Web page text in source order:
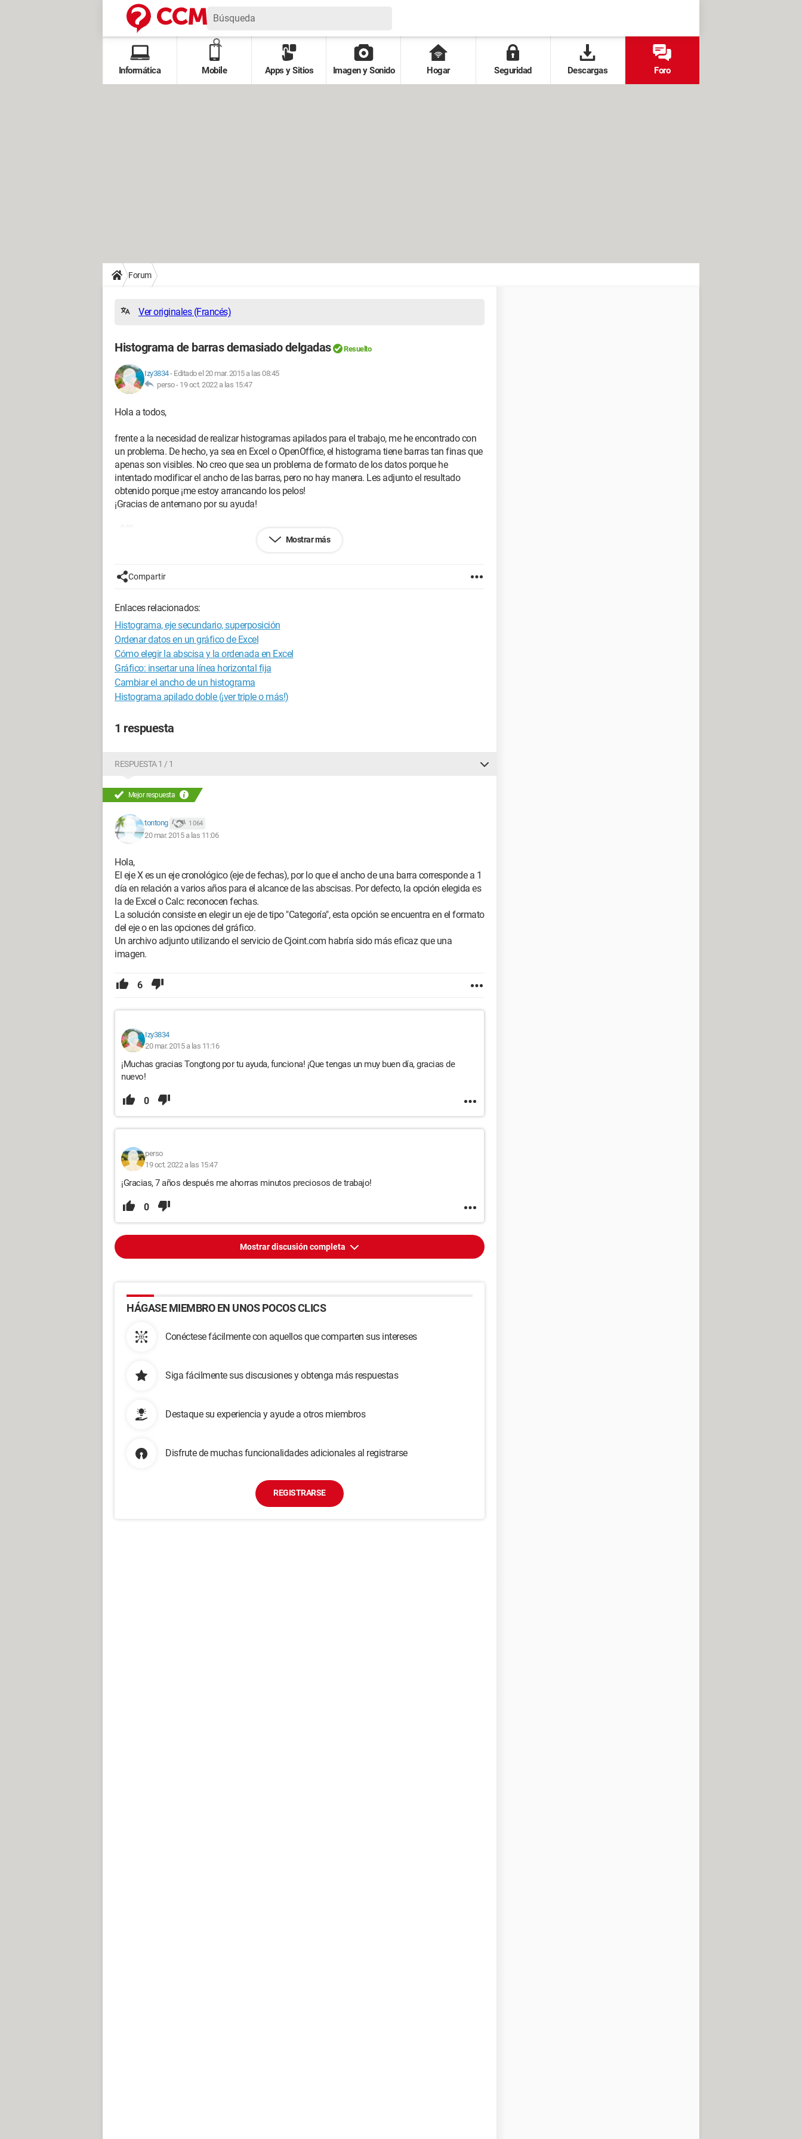
Informática Mobile Apps y Sitios Imagen y Sonido Hogar Seguridad Descargas Foro
Forum
Ver originales (Francés)
Histograma de barras demasiado delgadas Resuelto
Izy3834- Editado el 20 mar. 2015 a las 08:45
perso - 19 oct. 2022 a las 15:47
Hola a todos,
frente a la necesidad de realizar histogramas apilados para el trabajo, me he encontrado con
un problema. De hecho, ya sea en Excel o OpenOffice, el histograma tiene barras tan finas que
apenas son visibles. No creo que sea un problema de formato de los datos porque he
intentado modificar el ancho de las barras, pero no hay manera. Les adjunto el resultado
obtenido porque ¡me estoy arrancando los pelos!
¡Gracias de antemano por su ayuda!
Mostrar más
Compartir
Enlaces relacionados:
Histograma, eje secundario, superposición
Ordenar datos en un gráfico de Excel
Cómo elegir la abscisa y la ordenada en Excel
Gráfico: insertar una línea horizontal fija
Cambiar el ancho de un histograma
Histograma apilado doble (¡ver triple o más!)
1 respuesta
RESPUESTA 1 / 1
Mejor respuesta
tontong 1 064
20 mar. 2015 a las 11:06
Hola,
El eje X es un eje cronológico (eje de fechas), por lo que el ancho de una barra corresponde a 1
día en relación a varios años para el alcance de las abscisas. Por defecto, la opción elegida es
la de Excel o Calc: reconocen fechas.
La solución consiste en elegir un eje de tipo "Categoría", esta opción se encuentra en el formato
del eje o en las opciones del gráfico.
Un archivo adjunto utilizando el servicio de Cjoint.com habría sido más eficaz que una
imagen.
6
Izy3834
20 mar. 2015 a las 11:16
¡Muchas gracias Tongtong por tu ayuda, funciona! ¡Que tengas un muy buen día, gracias de
nuevo!
0
perso
19 oct. 2022 a las 15:47
¡Gracias, 7 años después me ahorras minutos preciosos de trabajo!
0
Mostrar discusión completa
HÁGASE MIEMBRO EN UNOS POCOS CLICS
Conéctese fácilmente con aquellos que comparten sus intereses
Siga fácilmente sus discusiones y obtenga más respuestas
Destaque su experiencia y ayude a otros miembros
Disfrute de muchas funcionalidades adicionales al registrarse
REGISTRARSE